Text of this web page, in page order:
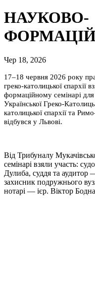
НАУКОВО-
Чер 18, 2026
17–18 червня 2026 року
греко-католицької єпархії
формаційному семінарі для
Української Греко-
католицької єпархії та
відбувся у Львові.
Від Трибуналу
семінарі взяли участь:
Дулиба, суддя та аудитор
захисник подружнього
нотарі — ієр. Віктор